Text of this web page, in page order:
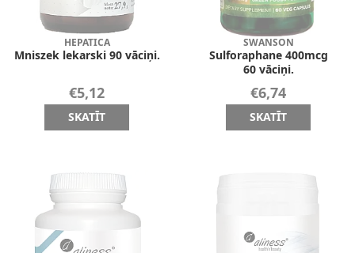
HEPATICA
Mniszek lekarski 90 vāciņi.
€5,12
SKATĪT
SWANSON
Sulforaphane 400mcg
60 vāciņi.
€6,74
SKATĪT